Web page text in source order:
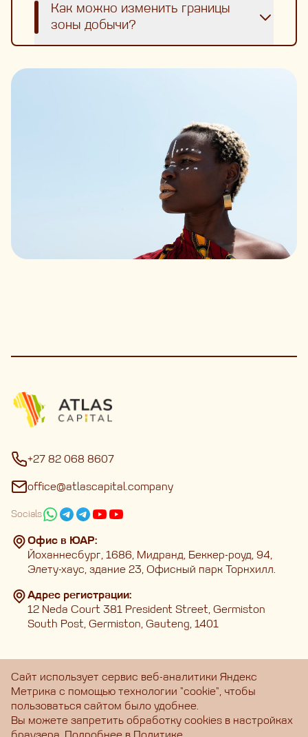
Как можно изменить границы
зоны добычи?
+27 82 068 8607
office@atlascapital.company
Socials
Офис в ЮАР:
Йоханнесбург, 1686, Мидранд, Беккер-роуд, 94,
Элету-хаус, здание 23, Офисный парк Торнхилл.
Адрес регистрации:
12 Neda Court 381 President Street, Germiston
South Post, Germiston, Gauteng, 1401
ГлавнаяУслугиПолезные материалыО насЛичный кабинет
Copyright © 2025 ∗ ATLAS CAPITAL
Сайт использует сервис веб-аналитики Яндекс
Метрика с помощью технологии "cookie", чтобы
пользоваться сайтом было удобнее.
Вы можете запретить обработку cookies в настройках